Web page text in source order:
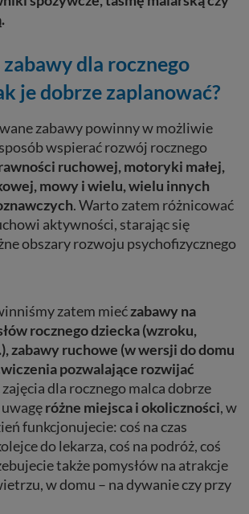
dla rocznego
je dobrze zaplanować?
zabawy powinny w możliwie
wspierać rozwój rocznego
ruchowej, motoryki małej,
mowy i wielu, wielu innych
. Warto zatem różnicować
aktywności, starając się
obszary rozwoju psychofizycznego
zatem miećzabawy na
rocznego dziecka (wzroku,
zabawy ruchowe (w wersji do domu
pozwalające rozwijać
dla rocznego malca dobrze
różne miejscai okoliczności, w
funkcjonujecie: coś na czas
do lekarza, coś na podróż, coś
także pomysłów na atrakcje
w domu – na dywanie czy przy